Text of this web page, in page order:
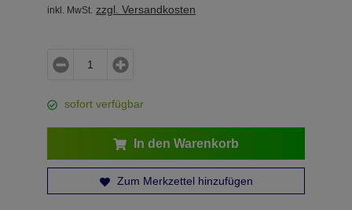
inkl. MwSt. zzgl. Versandkosten
sofort verfügbar
In den Warenkorb
Zum Merkzettel hinzufügen